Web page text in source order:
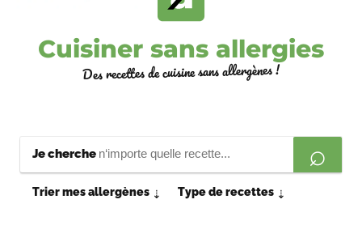
Cuisiner sans allergies
Des recettes de cuisine sans allergènes !
Je cherche
Trier mes allergènes ⇣ Type de recettes ⇣